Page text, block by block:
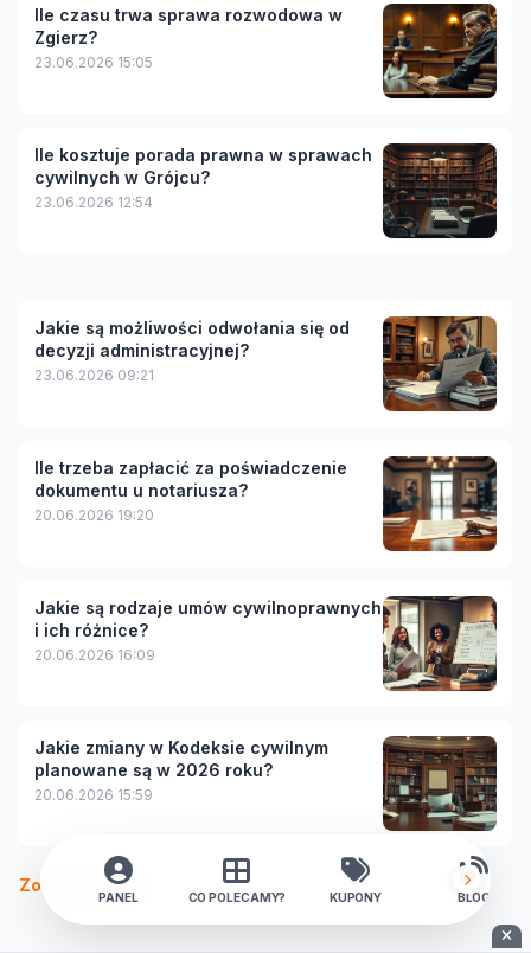
Ile czasu trwa sprawa rozwodowa w
Zgierz?
23.06.2026 15:05
Ile kosztuje porada prawna w sprawach
cywilnych w Grójcu?
23.06.2026 12:54
Jakie są możliwości odwołania się od
decyzji administracyjnej?
23.06.2026 09:21
Ile trzeba zapłacić za poświadczenie
dokumentu u notariusza?
20.06.2026 19:20
Jakie są rodzaje umów cywilnoprawnych
i ich różnice?
20.06.2026 16:09
Jakie zmiany w Kodeksie cywilnym
planowane są w 2026 roku?
20.06.2026 15:59
Zobacz więcej
PANEL CO POLECAMY? KUPONY BLOG